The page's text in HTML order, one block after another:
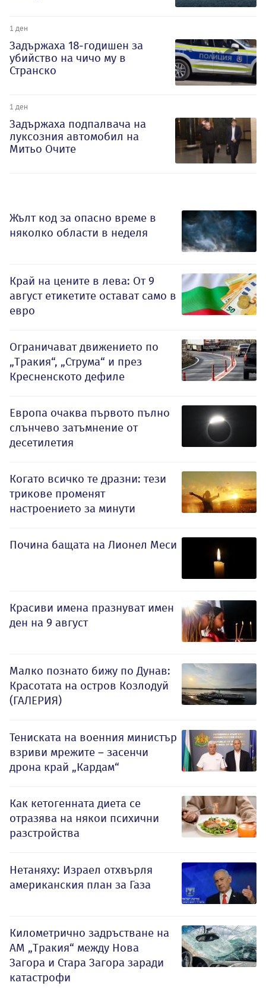
1 ден
Задържаха 18-годишен за
убийство на чичо му в
Странско
1 ден
Задържаха подпалвача на
луксозния автомобил на
Митьо Очите
Жълт код за опасно време в
няколко области в неделя
Край на цените в лева: От 9
август етикетите остават само в
евро
Ограничават движението по
„Тракия“, „Струма“ и през
Кресненското дефиле
Европа очаква първото пълно
слънчево затъмнение от
десетилетия
Когато всичко те дразни: тези
трикове променят
настроението за минути
Почина бащата на Лионел Меси
Красиви имена празнуват имен
ден на 9 август
Малко познато бижу по Дунав:
Красотата на остров Козлодуй
(ГАЛЕРИЯ)
Тениската на военния министър
взриви мрежите – засенчи
дрона край „Кардам“
Как кетогенната диета се
отразява на някои психични
разстройства
Нетаняху: Израел отхвърля
американския план за Газа
Километрично задръстване на
АМ „Тракия“ между Нова
Загора и Стара Загора заради
катастрофи